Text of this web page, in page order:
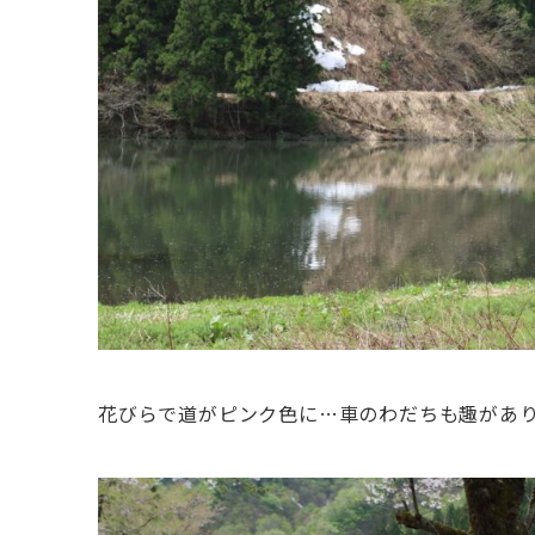
花びらで道がピンク色に…車のわだちも趣があ